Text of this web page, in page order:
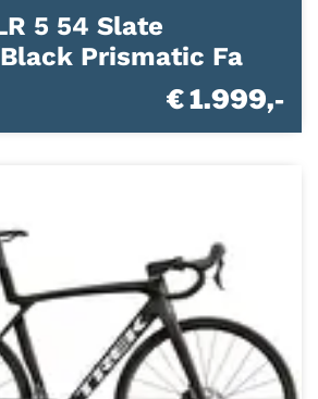
5 54 Slate
Prismatic Fa
€ 1.999,-